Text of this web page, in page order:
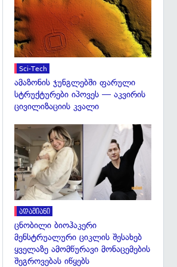
Sci-Tech
ამაზონის ჯუნგლებში ფარული
სტრუქტურები იპოვეს — აკვირის
ცივილიზაციის კვალი
ადამიანი
ცნობილი ბიოჰაკერი
მენსტრუალური ციკლის შესახებ
ყველაზე ამომწურავი მონაცემების
შეგროვებას იწყებს